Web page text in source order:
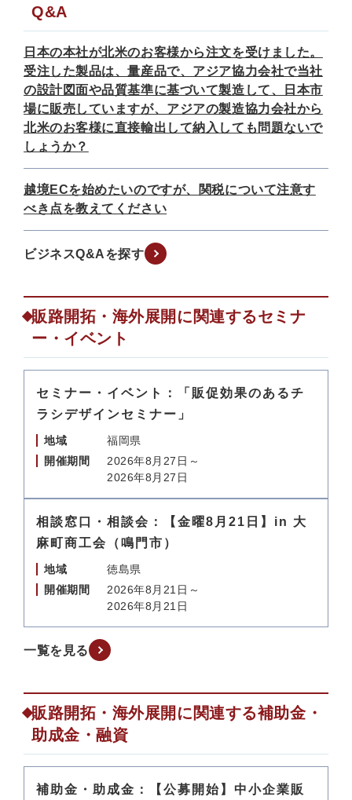
Q&A
日本の本社が北米のお客様から注文を受けました。
受注した製品は、量産品で、アジア協力会社で当社
の設計図面や品質基準に基づいて製造して、日本市
場に販売していますが、アジアの製造協力会社から
北米のお客様に直接輸出して納入しても問題ないで
しょうか？
越境ECを始めたいのですが、関税について注意す
べき点を教えてください
ビジネスQ&Aを探す
販路開拓・海外展開に関連するセミナ
ー・イベント
セミナー・イベント：「販促効果のあるチ
ラシデザインセミナー」
地域
福岡県
開催期間
2026年8月27日～
2026年8月27日
相談窓口・相談会：【金曜8月21日】in 大
麻町商工会（鳴門市）
地域
徳島県
開催期間
2026年8月21日～
2026年8月21日
一覧を見る
販路開拓・海外展開に関連する補助金・
助成金・融資
補助金・助成金：【公募開始】中小企業販